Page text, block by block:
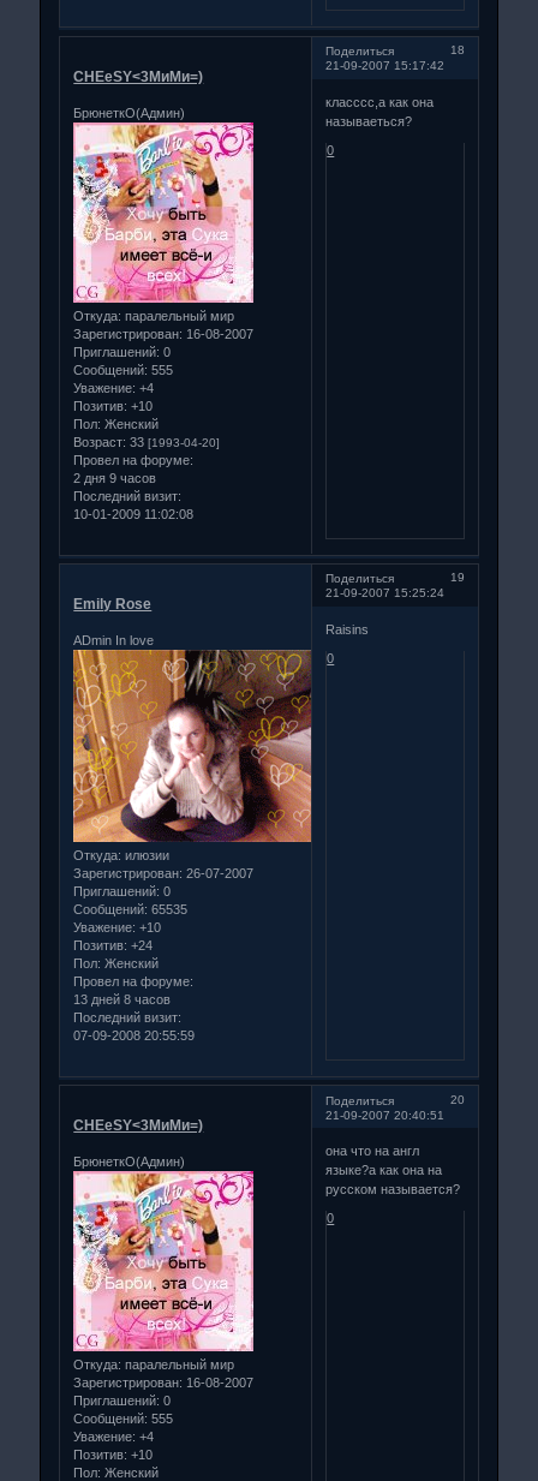
Поделиться
18
21-09-2007 15:17:42
CHEeSY<3МиМи=)
БрюнеткО(Админ)
Откуда: паралельный мир
Зарегистрирован: 16-08-2007
Приглашений: 0
Сообщений: 555
Уважение: +4
Позитив: +10
Пол: Женский
Возраст: 33[1993-04-20]
Провел на форуме:
2 дня 9 часов
Последний визит:
10-01-2009 11:02:08
класссс,а как она
называеться?
0
Поделиться
19
21-09-2007 15:25:24
Emily Rose
ADmin In love
Откуда: илюзии
Зарегистрирован: 26-07-2007
Приглашений: 0
Сообщений: 65535
Уважение: +10
Позитив: +24
Пол: Женский
Провел на форуме:
13 дней 8 часов
Последний визит:
07-09-2008 20:55:59
Raisins
0
Поделиться
20
21-09-2007 20:40:51
CHEeSY<3МиМи=)
БрюнеткО(Админ)
Откуда: паралельный мир
Зарегистрирован: 16-08-2007
Приглашений: 0
Сообщений: 555
Уважение: +4
Позитив: +10
Пол: Женский
она что на англ
языке?а как она на
русском называется?
0